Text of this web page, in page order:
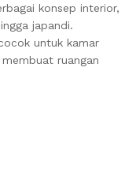
konsep interior,
japandi.
untuk kamar
ruangan